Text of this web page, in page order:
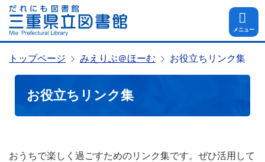
メニュー
トップページ みえりぶ＠ほーむ お役立ちリンク集
お役立ちリンク集
おうちで楽しく過ごすためのリンク集です。ぜひ活用して